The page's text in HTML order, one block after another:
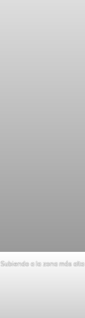
Subiendo a la zona más alta